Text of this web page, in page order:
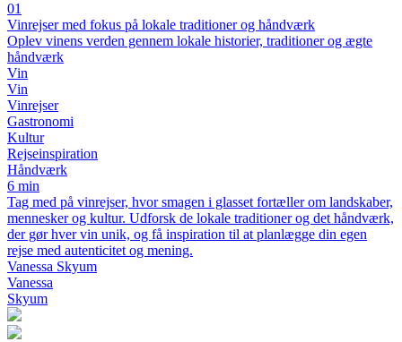
01
Vinrejser med fokus på lokale traditioner og håndværk
Oplev vinens verden gennem lokale historier, traditioner og ægte
håndværk
Vin
Vin
Vinrejser
Gastronomi
Kultur
Rejseinspiration
Håndværk
6 min
Tag med på vinrejser, hvor smagen i glasset fortæller om landskaber,
mennesker og kultur. Udforsk de lokale traditioner og det håndværk,
der gør hver vin unik, og få inspiration til at planlægge din egen
rejse med autenticitet og mening.
Vanessa Skyum
Vanessa
Skyum